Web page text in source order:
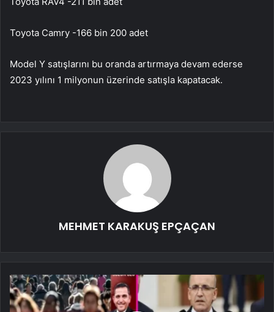
Toyota Camry -166 bin 200 adet
Model Y satışlarını bu oranda artırmaya devam ederse
2023 yılını 1 milyonun üzerinde satışla kapatacak.
MEHMET KARAKUŞ EPÇAÇAN